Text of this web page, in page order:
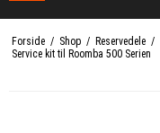
Forside / Shop / Reservedele /
Service kit til Roomba 500 Serien